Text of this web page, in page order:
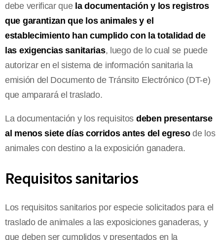
debe verificar que la documentación y los registros
que garantizan que los animales y el
establecimiento han cumplido con la totalidad de
las exigencias sanitarias, luego de lo cual se puede
autorizar en el sistema de información sanitaria la
emisión del Documento de Tránsito Electrónico (DT-e)
que amparará el traslado.
La documentación y los requisitos deben presentarse
al menos siete días corridos antes del egresode los
animales con destino a la exposición ganadera.
Requisitos sanitarios
Los requisitos sanitarios por especie solicitados para el
traslado de animales a las exposiciones ganaderas, y
que deben ser cumplidos y presentados en la